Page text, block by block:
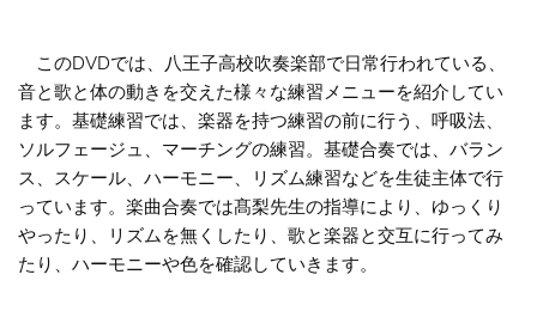
このDVDでは、八王子高校吹奏楽部で日常行われている、
音と歌と体の動きを交えた様々な練習メニューを紹介してい
ます。基礎練習では、楽器を持つ練習の前に行う、呼吸法、
ソルフェージュ、マーチングの練習。基礎合奏では、バラン
ス、スケール、ハーモニー、リズム練習などを生徒主体で行
っています。楽曲合奏では髙梨先生の指導により、ゆっくり
やったり、リズムを無くしたり、歌と楽器と交互に行ってみ
たり、ハーモニーや色を確認していきます。